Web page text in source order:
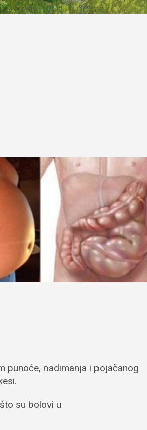
punoće, nadimanja i pojačanog
su bolovi u